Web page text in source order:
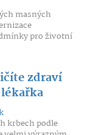
masných
pro životní
zdraví
krbech podle